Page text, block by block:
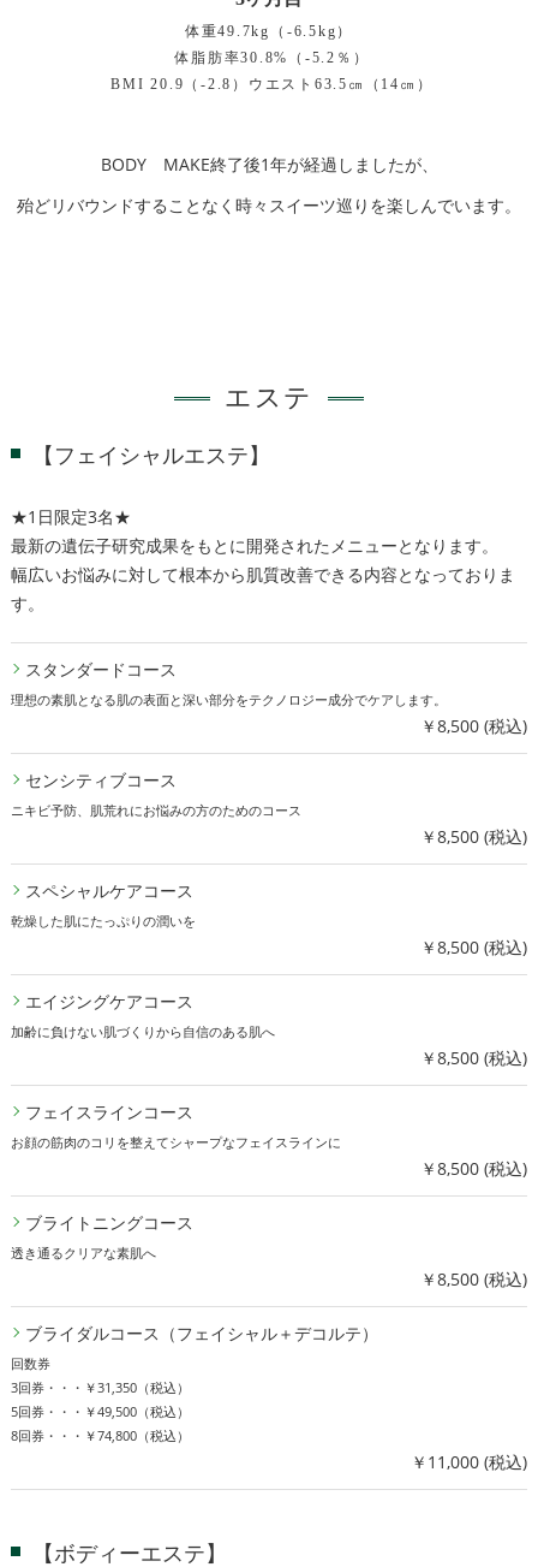
体重49.7kg（-6.5kg）
体脂肪率30.8%（-5.2％）
BMI 20.9（-2.8）ウエスト63.5㎝（14㎝）
BODY MAKE終了後1年が経過しましたが、
殆どリバウンドすることなく時々スイーツ巡りを楽しんでいます。
エステ
【フェイシャルエステ】
★1日限定3名★
最新の遺伝子研究成果をもとに開発されたメニューとなります。
幅広いお悩みに対して根本から肌質改善できる内容となっておりま
す。
スタンダードコース
理想の素肌となる肌の表面と深い部分をテクノロジー成分でケアします。
￥8,500 (税込)
センシティブコース
ニキビ予防、肌荒れにお悩みの方のためのコース
￥8,500 (税込)
スペシャルケアコース
乾燥した肌にたっぷりの潤いを
￥8,500 (税込)
エイジングケアコース
加齢に負けない肌づくりから自信のある肌へ
￥8,500 (税込)
フェイスラインコース
お顔の筋肉のコリを整えてシャープなフェイスラインに
￥8,500 (税込)
ブライトニングコース
透き通るクリアな素肌へ
￥8,500 (税込)
ブライダルコース（フェイシャル＋デコルテ）
回数券
3回券・・・￥31,350（税込）
5回券・・・￥49,500（税込）
8回券・・・￥74,800（税込）
￥11,000 (税込)
【ボディーエステ】